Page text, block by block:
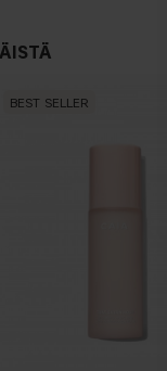
BEST SELLER